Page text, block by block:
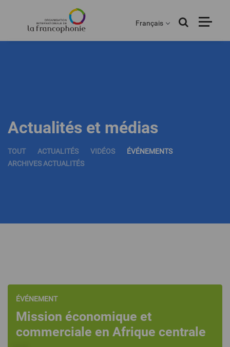
principal
Français
Actualités et médias
TOUT ACTUALITÉS VIDÉOS
ÉVÉNEMENTS
ARCHIVES ACTUALITÉS
ÉVÉNEMENT
Mission économique et
commerciale en Afrique centrale